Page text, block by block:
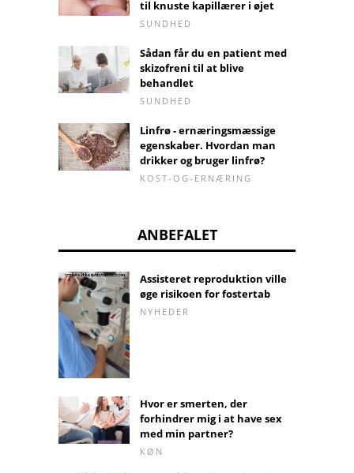
til knuste kapillærer i øjet
SUNDHED
Sådan får du en patient med
skizofreni til at blive
behandlet
SUNDHED
Linfrø - ernæringsmæssige
egenskaber. Hvordan man
drikker og bruger linfrø?
KOST-OG-ERNÆRING
ANBEFALET
Assisteret reproduktion ville
øge risikoen for fostertab
NYHEDER
Hvor er smerten, der
forhindrer mig i at have sex
med min partner?
KØN